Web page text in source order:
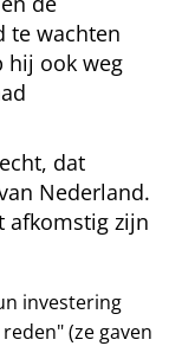
te wachten
hij ook weg
dat
Nederland.
afkomstig zijn
investering
(ze gaven